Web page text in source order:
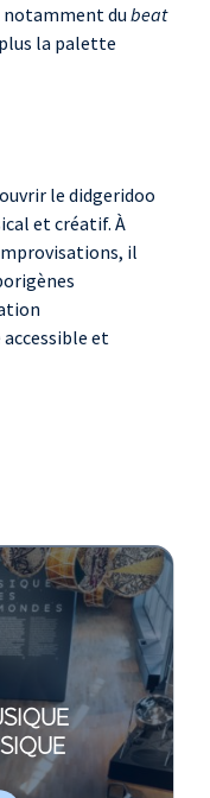
notamment du beat
la palette
le didgeridoo
et créatif. À
il
et